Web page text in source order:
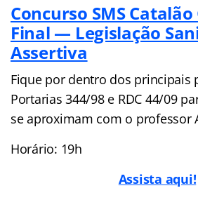
Concurso SMS
Final — Legislação
Assertiva
Fique por dentro dos principais
Portarias 344/98 e RDC 44/09
se aproximam com o professor
Horário: 19h
Assista aqui!